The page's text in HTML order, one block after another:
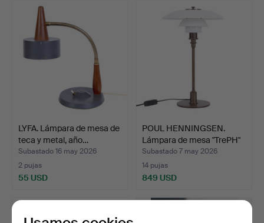
LYFA. Lámpara de mesa de
teca y metal, año…
Subastado 16 may 2026
2 pujas
55 USD
POUL HENNINGSEN.
Lámpara de mesa "TrePH"
3…
Subastado 7 may 2026
14 pujas
849 USD